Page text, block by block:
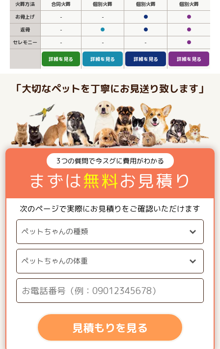
火葬方法
合同火葬 個別火葬 個別火葬
個別火葬
お骨上げ
- - ●
●
返骨
- ● ●
●
セレモニー
- - - ●
詳細を見る 詳細を見る 詳細を見る 詳細を見る
「大切なペットを丁寧にお見送り致します」
3つの質問で今スグに費用がわかる
まずは無料お見積り
次のページで実際にお見積りをご確認いただけます
見積もりを見る